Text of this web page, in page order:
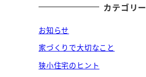
カテゴリー
お知らせ
家づくりで大切なこと
狭小住宅のヒント